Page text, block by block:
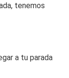
tenemos
a tu parada